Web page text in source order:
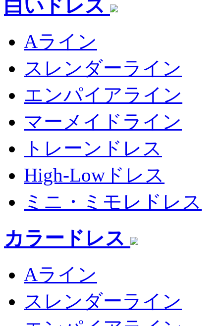
白いドレス
Aライン
スレンダーライン
エンパイアライン
マーメイドライン
トレーンドレス
High-Lowドレス
ミニ・ミモレドレス
カラードレス
Aライン
スレンダーライン